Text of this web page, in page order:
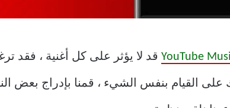
قد لا يؤثر على كل أغنية ، فقد
القيام بنفس الشيء ، قمنا بإدراج بعض